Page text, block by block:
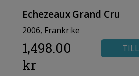
Echezeaux Grand Cru
2006, Frankrike
1,498.00
kr